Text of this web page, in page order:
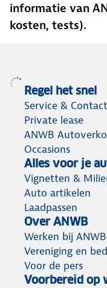
informatie van
kosten, tests).
Regel het snel
Service & Contact
Private lease
ANWB
Occasions
Alles voor je
Vignetten &
Auto artikelen
Laadpassen
Over ANWB
Werken bij ANWB
Vereniging en
Voor de pers
Voorbereid op